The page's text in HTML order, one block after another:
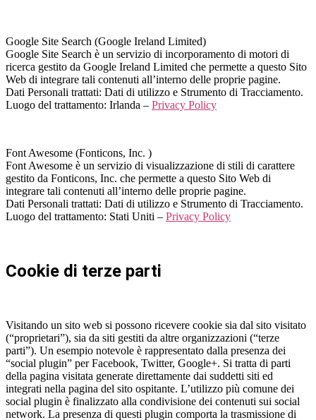
Google Site Search (Google Ireland Limited)
Google Site Search è un servizio di incorporamento di motori di
ricerca gestito da Google Ireland Limited che permette a questo Sito
Web di integrare tali contenuti all’interno delle proprie pagine.
Dati Personali trattati: Dati di utilizzo e Strumento di Tracciamento.
Luogo del trattamento: Irlanda – Privacy Policy
Font Awesome (Fonticons, Inc. )
Font Awesome è un servizio di visualizzazione di stili di carattere
gestito da Fonticons, Inc. che permette a questo Sito Web di
integrare tali contenuti all’interno delle proprie pagine.
Dati Personali trattati: Dati di utilizzo e Strumento di Tracciamento.
Luogo del trattamento: Stati Uniti – Privacy Policy
Cookie di terze parti
Visitando un sito web si possono ricevere cookie sia dal sito visitato
(“proprietari”), sia da siti gestiti da altre organizzazioni (“terze
parti”). Un esempio notevole è rappresentato dalla presenza dei
“social plugin” per Facebook, Twitter, Google+. Si tratta di parti
della pagina visitata generate direttamente dai suddetti siti ed
integrati nella pagina del sito ospitante. L’utilizzo più comune dei
social plugin è finalizzato alla condivisione dei contenuti sui social
network. La presenza di questi plugin comporta la trasmissione di